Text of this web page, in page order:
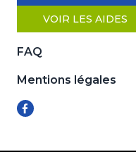
VOIR LES AIDES
FAQ
Mentions légales